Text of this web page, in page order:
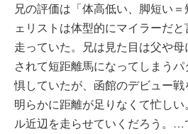
兄の評価は「体高低い、脚短い
ェリストは体型的にマイラーだ
走っていた。兄は見た目は父や
されて短距離馬になってしまう
惧していたが、函館のデビュー戦
明らかに距離が足りなくて忙し
ル近辺を走らせていくだろう。…